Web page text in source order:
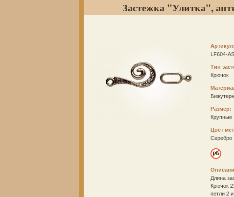
Застежка "Улитка",
Артикул:
LF604-AS
Тип
Крючок
Размер:
Крупные
Цвет
Серебро
Длина
Крючок
петли 2